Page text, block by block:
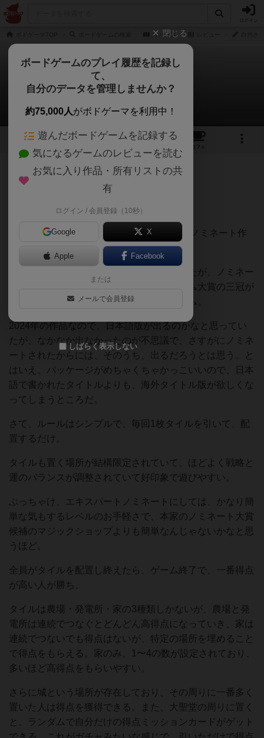
リバース
リバース
白州さんのレビュー
4 4
カフェ
750名 11名 0 約1ヶ月前
レーティングが非公開に設定されたユーザー
2026年ドイツ年間エキスパートゲーム大賞ノミネート作
登場した頃から、そこそこ話題になっていたが、ノミネー
トされた際、クニツィアのドイツ年間ゲーム大賞の三冠が
かかったことで、さらに話題になったゲーム。
2024年の作品なので、日本語版が出るのかなと思ってい
たが、なかなか出なかったのが不思議で、さすがにノミネ
ートされたからには、そのうち、出るだろうとは思う。と
はいえ、パッケージがめちゃくちゃかっこいいので、日本
語で書かれたタイトルよりも、海外タイトル版が欲しくな
ってしまうところだ。
さて、ルールはシンプルで、毎回1枚タイルを引いて、配
置するだけ。
タイルも置く場所が結構限定されていて、ほどよく戦略と
運のバランスが調整されていて好印象で遊びやすい。
ぶっちゃけ、エキスパートノミネートにしては、かなり簡
単な気もするレベルのお手軽さで、本家のノミネート大賞
候補のマジックショップよりも簡単なんじゃないかなと思
うほど。
全員がタイルを配置し終えたら、ゲーム終了で、一番得点
が高い人が勝ち。
タイルは農場・発電所・家の3種類しかないが、農場と発
電所は連続でつなぐとどんどん高得点になっていき、家は
連続でつないでも得点はないが、特定の場所を埋めること
で得点をもらえる。家のみ、1〜4の数が設定されており、
多いほど高得点をもらいやすい。
さらに城という場所が存在しており、その周りに一番多く
置いた人は得点を獲得できる。また、大聖堂の周りに置く
と、ランダムで自分だけの得点ミッションカードがゲット
閉じる
ボードゲームのプレイ履歴を記録し
て、
自分のデータを管理しませんか？
約75,000人がボドゲーマを利用中！
遊んだボードゲームを記録する
気になるゲームのレビューを読む
お気に入り作品・所有リストの共
有
ログイン / 会員登録（10秒）
Google X
Apple Facebook
または
メールで会員登録
しばらく表示しない